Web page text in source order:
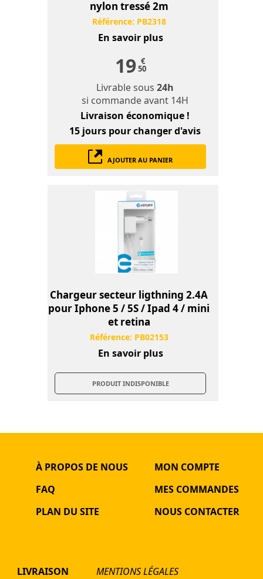
nylon tressé 2m
Référence: PB2318
En savoir plus
19 €
50
Livrable sous24h
si commande avant 14H
Livraison économique !
15 jours pour changer d'avis
AJOUTER AU PANIER
Chargeur secteur ligthning 2.4A
pour Iphone 5 / 5S / Ipad 4 / mini
et retina
Référence: PB02153
En savoir plus
PRODUIT INDISPONIBLE
À PROPOS DE NOUS
FAQ
PLAN DU SITE
MON COMPTE
MES COMMANDES
NOUS CONTACTER
LIVRAISON MENTIONS LÉGALES